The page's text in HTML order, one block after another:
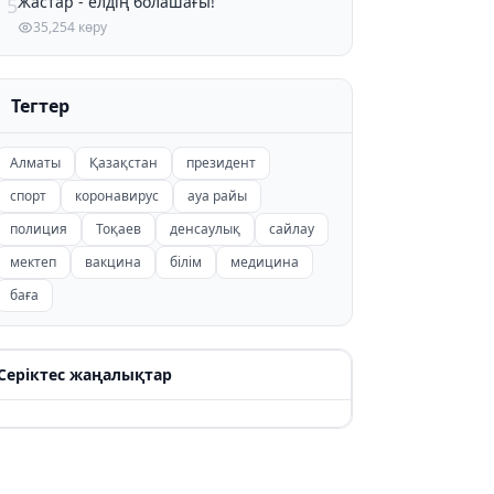
5
35,254 көру
Тегтер
Алматы Қазақстан
президент
спорт
коронавирус
ауа райы
полиция
Тоқаев денсаулық
сайлау
мектеп
вакцина білім
медицина
баға
жаңалықтар